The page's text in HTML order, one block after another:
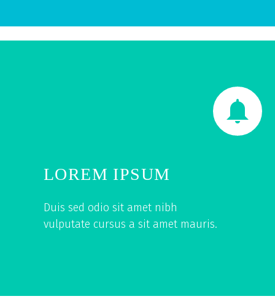


LOREM IPSUM
Duis sed odio sit amet nibh
vulputate cursus a sit amet mauris.